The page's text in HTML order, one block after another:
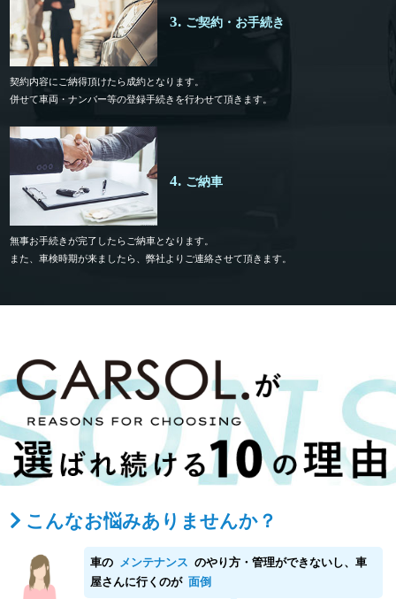
3. ご契約・お手続き
契約内容にご納得頂けたら成約となります。
併せて車両・ナンバー等の登録手続きを行わせて頂きます。
4. ご納車
無事お手続きが完了したらご納車となります。
また、車検時期が来ましたら、弊社よりご連絡させて頂きます。
こんなお悩みありませんか？
車の メンテナンス
のやり方・管理ができないし、車
屋さんに行くのが 面倒